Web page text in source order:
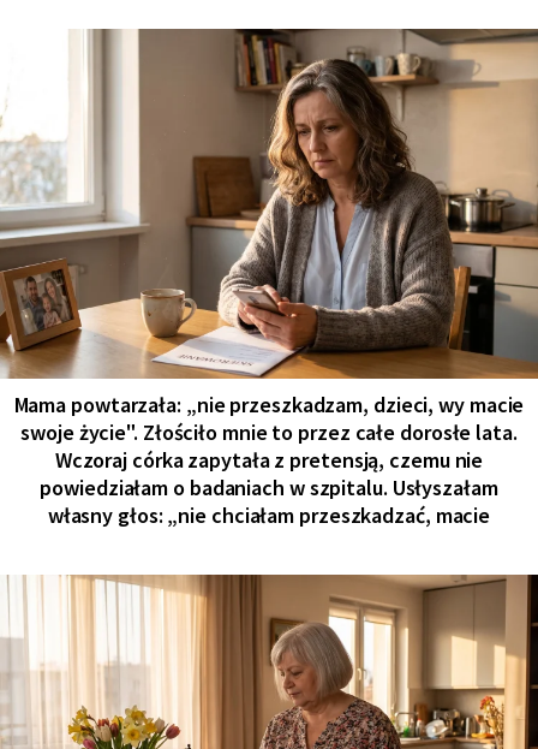
Mama powtarzała: „nie przeszkadzam, dzieci, wy macie
swoje życie". Złościło mnie to przez całe dorosłe lata.
Wczoraj córka zapytała z pretensją, czemu nie
powiedziałam o badaniach w szpitalu. Usłyszałam
własny głos: „nie chciałam przeszkadzać, macie